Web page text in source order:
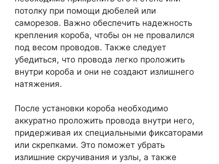
потолку при помощи дюбелей или
саморезов. Важно обеспечить надежность
крепления короба, чтобы он не провалился
под весом проводов. Также следует
убедиться, что провода легко проложить
внутри короба и они не создают излишнего
натяжения.
После установки короба необходимо
аккуратно проложить провода внутри него,
придерживая их специальными фиксаторами
или скрепками. Это поможет убрать
излишние скручивания и узлы, а также